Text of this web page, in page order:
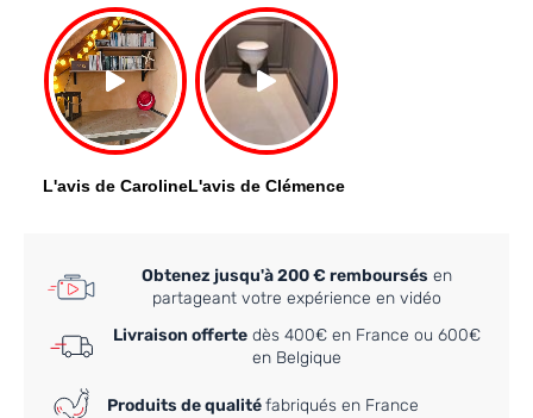
Obtenez jusqu'à 200 € remboursés en
partageant votre expérience en vidéo
Livraison offertedès 400€ en France ou 600€
en Belgique
Produits de qualitéfabriqués en France